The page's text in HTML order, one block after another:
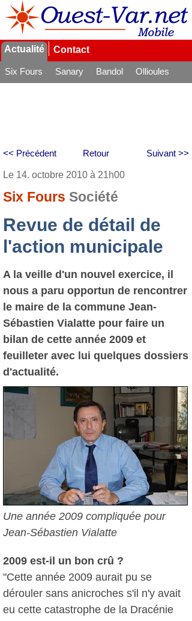
Actualité Contact
Six Fours Sanary Bandol
Ollioules
Retour
<< Précédent Suivant >>
Le 14. octobre 2010 à 21h00
Six Fours Société
Revue de détail de
l'action municipale
A la veille d'un nouvel exercice, il
nous a paru opportun de rencontrer
le maire de la commune Jean-
Sébastien Vialatte pour faire un
bilan de cette année 2009 et
feuilleter avec lui quelques dossiers
d'actualité.
Une année 2009 compliquée pour
Jean-Sébastien Vialatte
2009 est-il un bon crû ?
"Cette année 2009 aurait pu se
dérouler sans anicroches s'il n'y avait
eu cette catastrophe de la Dracénie